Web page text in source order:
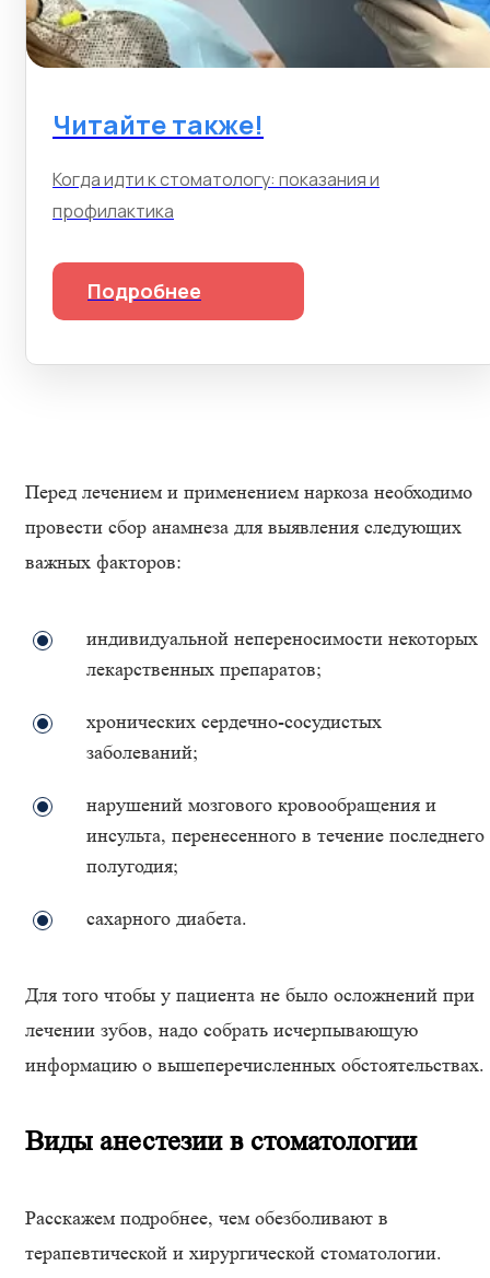
Читайте также!
Когда идти к стоматологу: показания и
профилактика
Подробнее
Перед лечением и применением наркоза необходимо
провести сбор анамнеза для выявления следующих
важных факторов:
индивидуальной непереносимости некоторых
лекарственных препаратов;
хронических сердечно-сосудистых
заболеваний;
нарушений мозгового кровообращения и
инсульта, перенесенного в течение последнего
полугодия;
сахарного диабета.
Для того чтобы у пациента не было осложнений при
лечении зубов, надо собрать исчерпывающую
информацию о вышеперечисленных обстоятельствах.
Виды анестезии в стоматологии
Расскажем подробнее, чем обезболивают в
терапевтической и хирургической стоматологии.